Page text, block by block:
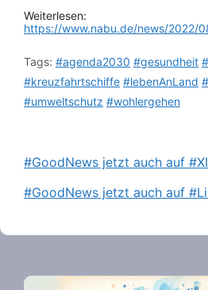
Weiterlesen:
https://www.nabu.de/news/2022/
Tags: #agenda2030 #gesundheit
#kreuzfahrtschiffe #lebenAnLand
#umweltschutz #wohlergehen
#GoodNews jetzt auch auf
#GoodNews jetzt auch auf